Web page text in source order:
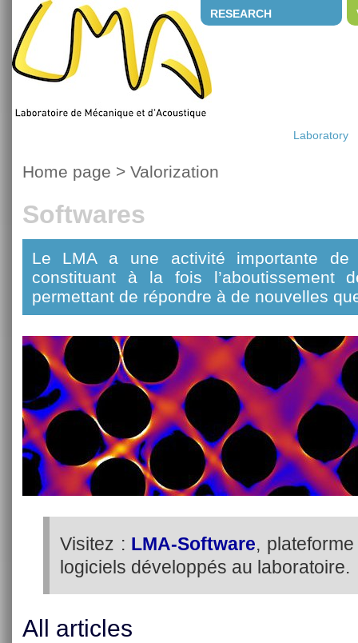
RESEARCH
Laboratory
Home page > Valorization
Softwares
Le LMA a une activité importante de
constituant à la fois l’aboutissement
permettant de répondre à de nouvelles
Visitez : LMA-Software,
logiciels développés au laboratoire.
All articles